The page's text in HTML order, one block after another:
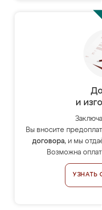
и
Вы вносите
договора, и мы
Возможна
УЗНАТЬ